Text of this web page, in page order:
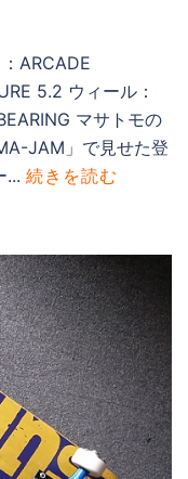
ARCADE
5.2 ウィール：
マサトモの
JAM」で見せた登
... 続きを読む